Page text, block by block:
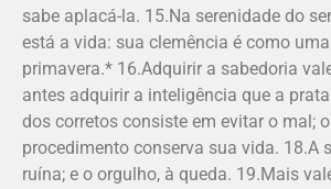
sabe aplacá-la. 15.Na serenidade do
está a vida: sua clemência é como
primavera.* 16.Adquirir a sabedoria
antes adquirir a inteligência que a
dos corretos consiste em evitar o mal;
procedimento conserva sua vida. 18.A
ruína; e o orgulho, à queda. 19.Mais